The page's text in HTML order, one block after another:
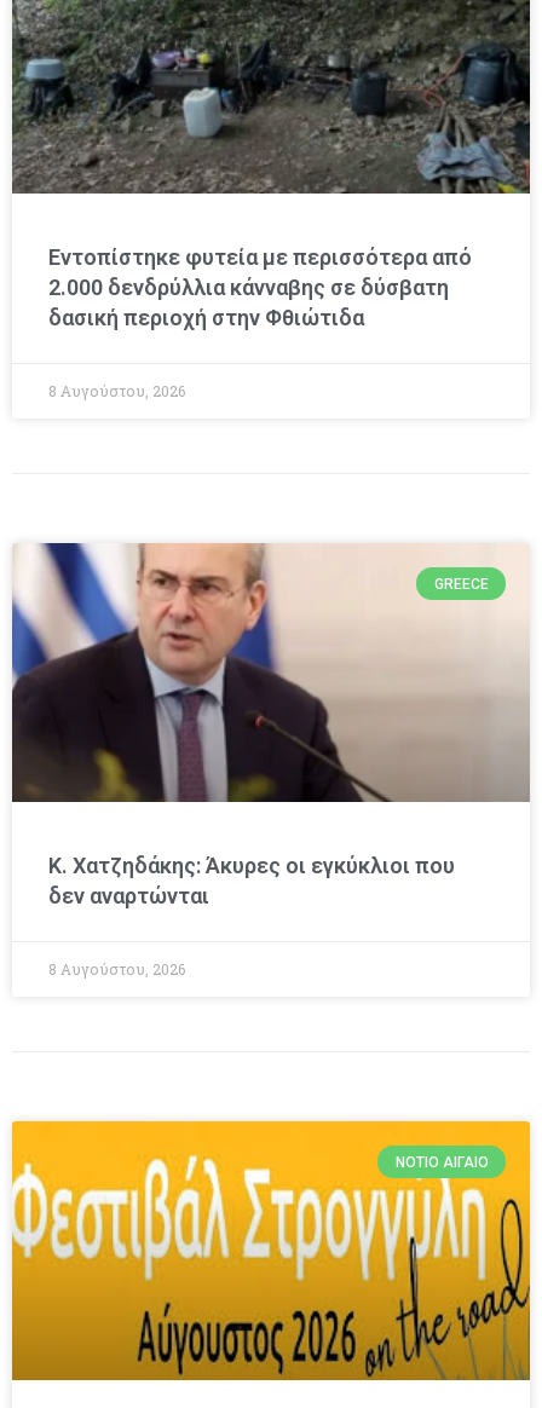
Εντοπίστηκε φυτεία με περισσότερα από
2.000 δενδρύλλια κάνναβης σε δύσβατη
δασική περιοχή στην Φθιώτιδα
8 Αυγούστου, 2026
GREECE
Κ. Χατζηδάκης: Άκυρες οι εγκύκλιοι που
δεν αναρτώνται
8 Αυγούστου, 2026
ΝΌΤΙΟ ΑΙΓΑΊΟ